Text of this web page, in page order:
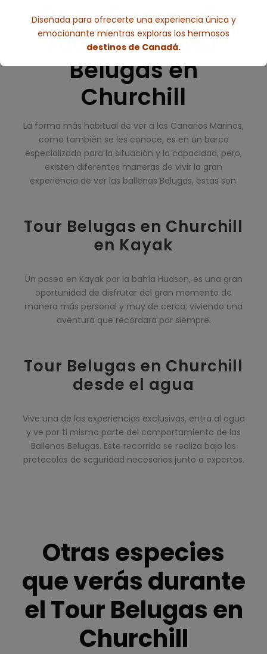
Otras formas de
realizar el Tour
Belugas en
Churchill
La forma más habitual de ver a los Canarios Marinos,
como también se les conoce, es en un barco
especializado para la situación y la capacidad, pero,
existen diferentes maneras de vivir la gran
experiencia de ver las ballenas Belugas, estas son:
Tour Belugas en Churchill
en Kayak
Un paseo en Kayak por la bahía Hudson, es una gran
oportunidad de disfrutar del gran momento de
manera más personal y muy de cerca; viviendo una
aventura que recordara por siempre.
Tour Belugas en Churchill
desde el agua
Vive una de las experiencias exclusivas, entra al agua
y ve por ti mismo parte del comportamiento de las
Ballenas Belugas. Este recorrido se realiza bajo los
protocolos de seguridad necesarios junto a expertos.
Otras especies
que verás durante
el Tour Belugas en
Churchill
Diseñada para ofrecerte una experiencia única y
emocionante mientras exploras los hermosos
destinos de Canadá.
Esto se cerrará en 4segundos